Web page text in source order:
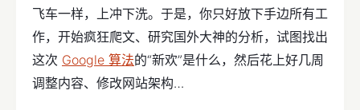
飞车一样，上冲下洗。于是，你只好放下手边所有工
作，开始疯狂爬文、研究国外大神的分析，试图找出
这次 Google 算法的“新欢”是什么，然后花上好几周
调整内容、修改网站架构…